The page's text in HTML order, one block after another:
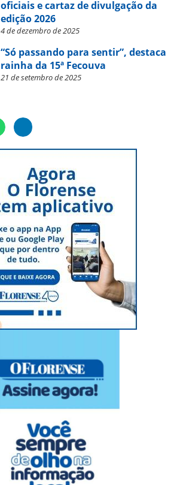
oficiais e cartaz de divulgação da
edição 2026
4 de dezembro de 2025
“Só passando para sentir”, destaca
rainha da 15ª Fecouva
21 de setembro de 2025